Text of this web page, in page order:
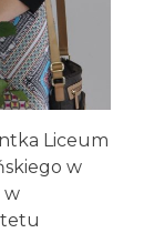
Liceum
w
w